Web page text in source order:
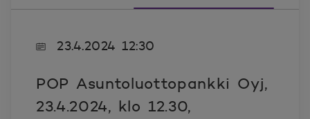
23.4.2024 12:30
POP Asuntoluottopankki Oyj,
23.4.2024, klo 12.30,